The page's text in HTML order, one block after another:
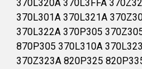
370L320A 370L3FFA
370L301A 370L321A
370L322A 370P305
870P305 370L310A
370Z323A 820P325